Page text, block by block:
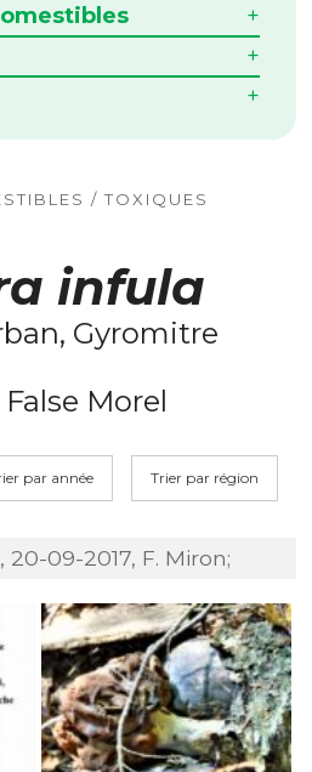
/ TOXIQUES
infula
Gyromitre
Morel
par année Trier par région
09-2017, F. Miron;